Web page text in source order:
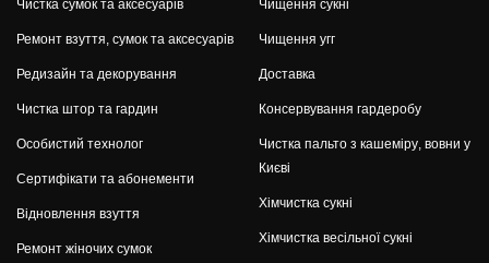
Чистка сумок та аксесуарів
Ремонт взуття, сумок та аксесуарів
Редизайн та декорування
Чистка штор та гардин
Особистий технолог
Сертифікати та абонементи
Відновлення взуття
Ремонт жіночих сумок
Чищення сукні
Чищення угг
Доставка
Консервування гардеробу
Чистка пальто з кашеміру, вовни у
Києві
Хімчистка сукні
Хімчистка весільної сукні